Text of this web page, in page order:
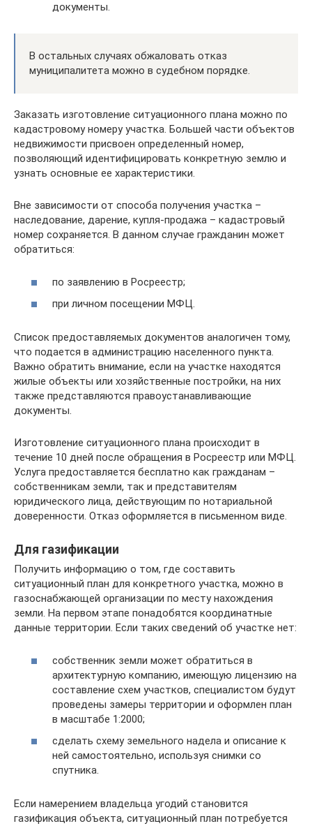
документы.
В остальных случаях обжаловать отказ
муниципалитета можно в судебном порядке.
Заказать изготовление ситуационного плана можно по
кадастровому номеру участка. Большей части объектов
недвижимости присвоен определенный номер,
позволяющий идентифицировать конкретную землю и
узнать основные ее характеристики.
Вне зависимости от способа получения участка –
наследование, дарение, купля-продажа – кадастровый
номер сохраняется. В данном случае гражданин может
обратиться:
по заявлению в Росреестр;
при личном посещении МФЦ.
Список предоставляемых документов аналогичен тому,
что подается в администрацию населенного пункта.
Важно обратить внимание, если на участке находятся
жилые объекты или хозяйственные постройки, на них
также представляются правоустанавливающие
документы.
Изготовление ситуационного плана происходит в
течение 10 дней после обращения в Росреестр или МФЦ.
Услуга предоставляется бесплатно как гражданам –
собственникам земли, так и представителям
юридического лица, действующим по нотариальной
доверенности. Отказ оформляется в письменном виде.
Для газификации
Получить информацию о том, где составить
ситуационный план для конкретного участка, можно в
газоснабжающей организации по месту нахождения
земли. На первом этапе понадобятся координатные
данные территории. Если таких сведений об участке нет:
собственник земли может обратиться в
архитектурную компанию, имеющую лицензию на
составление схем участков, специалистом будут
проведены замеры территории и оформлен план
в масштабе 1:2000;
сделать схему земельного надела и описание к
ней самостоятельно, используя снимки со
спутника.
Если намерением владельца угодий становится
газификация объекта, ситуационный план потребуется